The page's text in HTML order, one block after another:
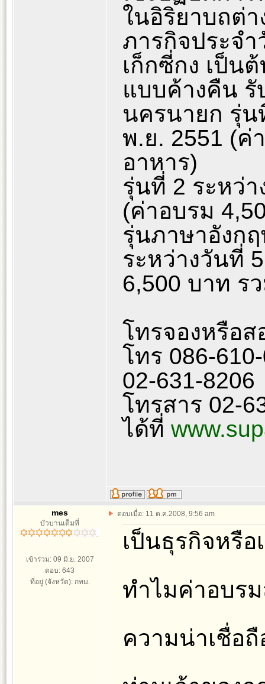
ในอิริยาบถต่
ภารกิจประจ
เก็กซี่กง เป็น
แบบค้างคืน รั
นครนายก รุ่น
พ.ย. 2551 (ค่
อาหาร)
รุ่นที่ 2 ระหว่
(ค่าอบรม
รุ่นภาษาอังกฤ
ระหว่างวันที่
6,500 บาท ร
โทรจองหรือส
โทร 086-
02-631-8206
โทรสาร 02-
ได้ที่
mes
บัวบานเต็มที่
เข้าร่วม: 09 มิ.ย. 2007
ตอบ: 643
ที่อยู่ (จังหวัด): กทม.
ตอบเมื่อ: 11 ต.ค.2008, 9:56 am
เป็นธุรกิจหรือ
ทำไมค่าอบร
ความน่าเชื่อ